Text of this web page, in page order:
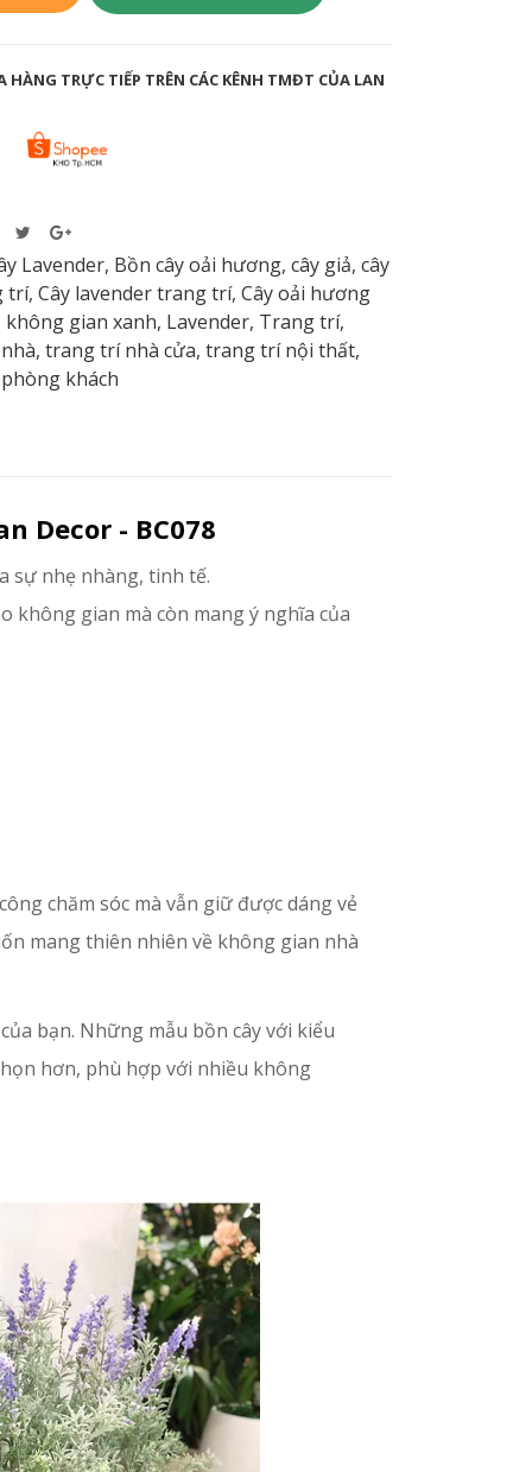
HÀNG TRỰC TIẾP TRÊN CÁC KÊNH TMĐT CỦA LAN
Lavender, Bồn cây oải hương, cây giả, cây
trí, Cây lavender trang trí, Cây oải hương
không gian xanh, Lavender, Trang trí,
, trang trí nhà cửa, trang trí nội thất,
khách
Decor - BC078
sự nhẹ nhàng, tinh tế.
gian mà còn mang ý nghĩa của
chăm sóc mà vẫn giữ được dáng vẻ
mang thiên nhiên về không gian nhà
bạn. Những mẫu bồn cây với kiểu
hơn, phù hợp với nhiều không